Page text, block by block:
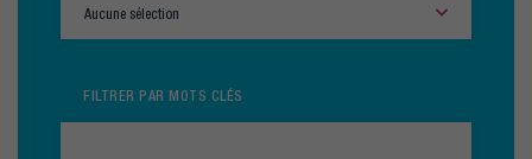
Aucune sélection
FILTRER PAR MOTS CLÉS